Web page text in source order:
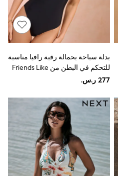
بدلة سباحة بحمالة رقبة رافيا مناسبة
للتحكم في البطن من Friends Like
These